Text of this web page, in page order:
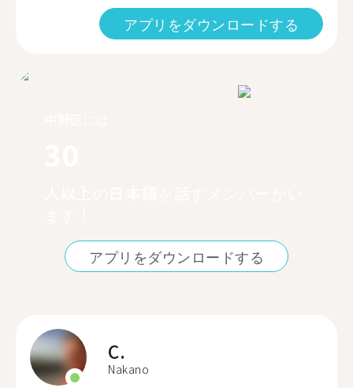
アプリをダウンロードする
アプリをダウンロードする
C.
Nakano